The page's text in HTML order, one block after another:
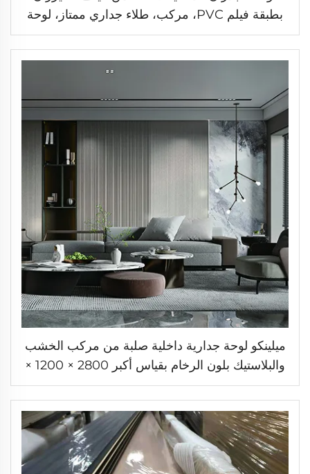
بطبقة فيلم PVC، مركب، طلاء جداري ممتاز، لوحة
جدار مموجة
ميلينكو لوحة جدارية داخلية صلبة من مركب الخشب
والبلاستيك بلون الرخام بقياس أكبر 2800 × 1200 ×
9 مم